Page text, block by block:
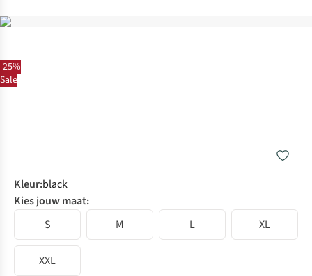
-25%
Sale
Kleur:black
Kies jouw maat:
S
M L XL
XXL